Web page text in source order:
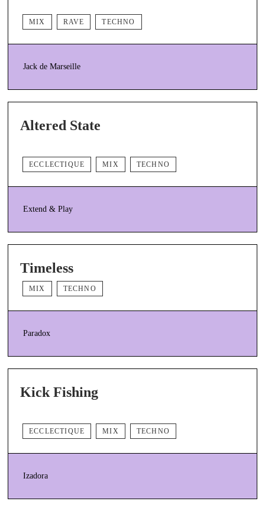
MIX RAVE TECHNO
Jack de Marseille
Altered State
ECCLECTIQUE MIX TECHNO
Extend & Play
Timeless
MIX TECHNO
Paradox
Kick Fishing
ECCLECTIQUE MIX TECHNO
Izadora